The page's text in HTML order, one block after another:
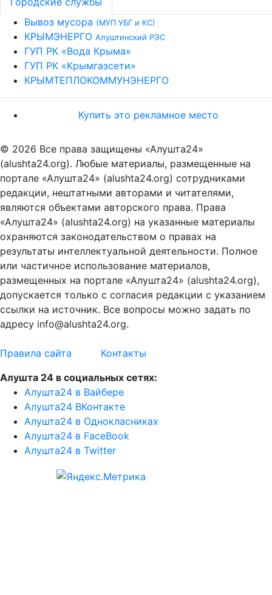
Вывоз мусора (МУП УБГ и КС)
КРЫМЭНЕРГО Алуштинский РЭС
ГУП РК «Вода Крыма»
ГУП РК «Крымгазсети»
КРЫМТЕПЛОКОММУНЭНЕРГО
Купить это рекламное место
© 2026 Все права защищены «Алушта24»
(alushta24.org). Любые материалы, размещенные на
портале «Алушта24» (alushta24.org) сотрудниками
редакции, нештатными авторами и читателями,
являются объектами авторского права. Права
«Алушта24» (alushta24.org) на указанные материалы
охраняются законодательством о правах на
результаты интеллектуальной деятельности. Полное
или частичное использование материалов,
размещенных на портале «Алушта24» (alushta24.org),
допускается только с согласия редакции с указанием
ссылки на источник. Все вопросы можно задать по
адресу info@alushta24.org.
Правила сайта
Контакты
Алушта 24 в социальных сетях:
Алушта24 в Вайбере
Алушта24 ВКонтакте
Алушта24 в Однокласниках
Алушта24 в FaceBook
Алушта24 в Twitter